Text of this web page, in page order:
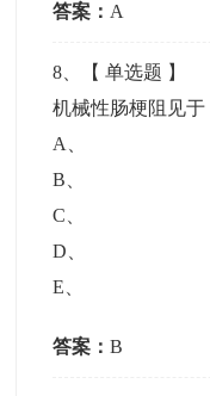
答案： A
8 、【单选题 】
机械性肠梗阻见于
A
B
C
D
E
答案：B